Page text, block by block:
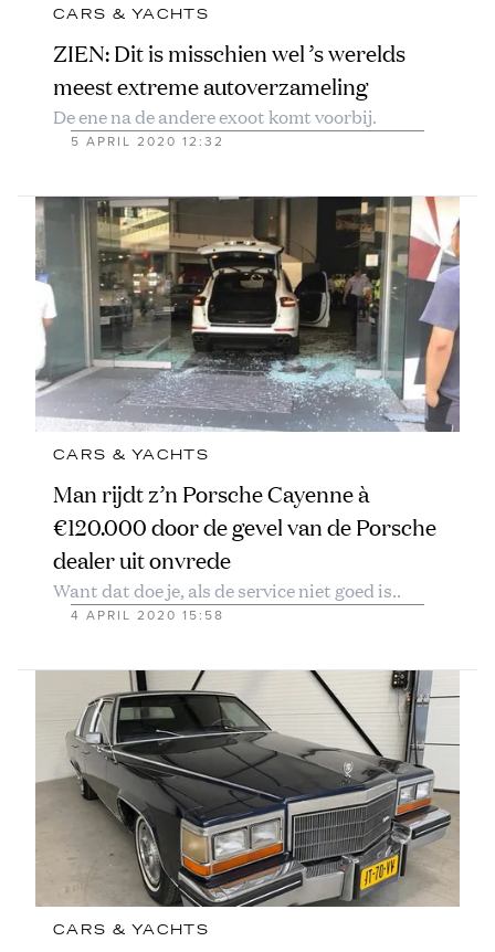
CARS & YACHTS
ZIEN: Dit is misschien wel ’s werelds
meest extreme autoverzameling
De ene na de andere exoot komt voorbij.
5 APRIL 2020 12:32
CARS & YACHTS
Man rijdt z’n Porsche Cayenne à
€120.000 door de gevel van de Porsche
dealer uit onvrede
Want dat doe je, als de service niet goed is..
4 APRIL 2020 15:58
CARS & YACHTS